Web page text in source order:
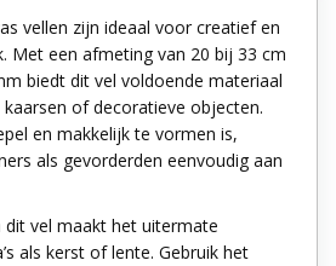
vellen zijn ideaal voor creatief en
Met een afmeting van 20 bij 33 cm
biedt dit vel voldoende materiaal
of decoratieve objecten.
en makkelijk te vormen is,
als gevorderden eenvoudig aan
dit vel maakt het uitermate
als kerst of lente. Gebruik het